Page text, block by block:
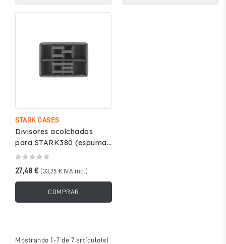
STARK CASES
Divisores acolchados
para STARK380 (espuma
ondulada no incluida)
27,48 € (33,25 € IVA inc.)
COMPRAR
Mostrando 1-7 de 7 artículo(s)